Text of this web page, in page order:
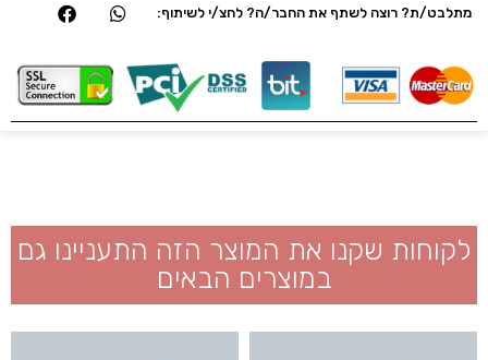
מתלבט/ת? רוצה לשתף את החבר/ה? לחצ/י לשיתוף:
לקוחות שקנו את המוצר הזה התעניינו גם
במוצרים הבאים